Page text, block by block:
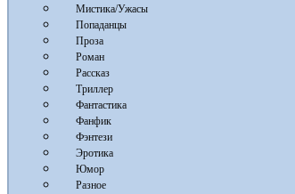
Мистика/Ужасы
Попаданцы
Проза
Роман
Рассказ
Триллер
Фантастика
Фанфик
Фэнтези
Эротика
Юмор
Разное